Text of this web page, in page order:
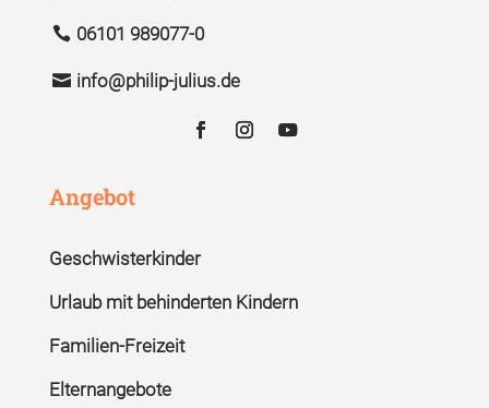
06101 989077-0
info@philip-julius.de
Angebot
Geschwisterkinder
Urlaub mit behinderten Kindern
Familien-Freizeit
Elternangebote